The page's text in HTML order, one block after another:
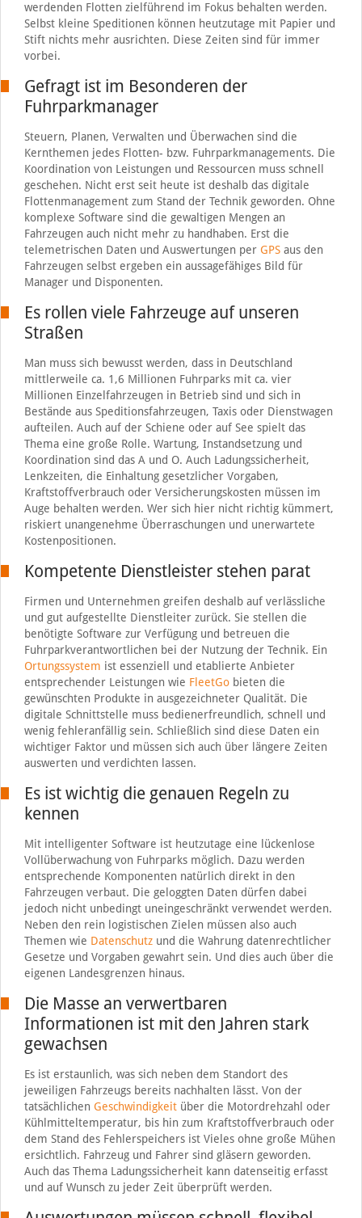
werdenden Flotten zielführend im Fokus behalten werden.
Selbst kleine Speditionen können heutzutage mit Papier und
Stift nichts mehr ausrichten. Diese Zeiten sind für immer
vorbei.
Gefragt ist im Besonderen der
Fuhrparkmanager
Steuern, Planen, Verwalten und Überwachen sind die
Kernthemen jedes Flotten- bzw. Fuhrparkmanagements. Die
Koordination von Leistungen und Ressourcen muss schnell
geschehen. Nicht erst seit heute ist deshalb das digitale
Flottenmanagement zum Stand der Technik geworden. Ohne
komplexe Software sind die gewaltigen Mengen an
Fahrzeugen auch nicht mehr zu handhaben. Erst die
telemetrischen Daten und Auswertungen per GPSaus den
Fahrzeugen selbst ergeben ein aussagefähiges Bild für
Manager und Disponenten.
Es rollen viele Fahrzeuge auf unseren
Straßen
Man muss sich bewusst werden, dass in Deutschland
mittlerweile ca. 1,6 Millionen Fuhrparks mit ca. vier
Millionen Einzelfahrzeugen in Betrieb sind und sich in
Bestände aus Speditionsfahrzeugen, Taxis oder Dienstwagen
aufteilen. Auch auf der Schiene oder auf See spielt das
Thema eine große Rolle. Wartung, Instandsetzung und
Koordination sind das A und O. Auch Ladungssicherheit,
Lenkzeiten, die Einhaltung gesetzlicher Vorgaben,
Kraftstoffverbrauch oder Versicherungskosten müssen im
Auge behalten werden. Wer sich hier nicht richtig kümmert,
riskiert unangenehme Überraschungen und unerwartete
Kostenpositionen.
Kompetente Dienstleister stehen parat
Firmen und Unternehmen greifen deshalb auf verlässliche
und gut aufgestellte Dienstleiter zurück. Sie stellen die
benötigte Software zur Verfügung und betreuen die
Fuhrparkverantwortlichen bei der Nutzung der Technik. Ein
Ortungssystem ist essenziell und etablierte Anbieter
entsprechender Leistungen wie FleetGobieten die
gewünschten Produkte in ausgezeichneter Qualität. Die
digitale Schnittstelle muss bedienerfreundlich, schnell und
wenig fehleranfällig sein. Schließlich sind diese Daten ein
wichtiger Faktor und müssen sich auch über längere Zeiten
auswerten und verdichten lassen.
Es ist wichtig die genauen Regeln zu
kennen
Mit intelligenter Software ist heutzutage eine lückenlose
Vollüberwachung von Fuhrparks möglich. Dazu werden
entsprechende Komponenten natürlich direkt in den
Fahrzeugen verbaut. Die geloggten Daten dürfen dabei
jedoch nicht unbedingt uneingeschränkt verwendet werden.
Neben den rein logistischen Zielen müssen also auch
Themen wie Datenschutzund die Wahrung datenrechtlicher
Gesetze und Vorgaben gewahrt sein. Und dies auch über die
eigenen Landesgrenzen hinaus.
Die Masse an verwertbaren
Informationen ist mit den Jahren stark
gewachsen
Es ist erstaunlich, was sich neben dem Standort des
jeweiligen Fahrzeugs bereits nachhalten lässt. Von der
tatsächlichen Geschwindigkeitüber die Motordrehzahl oder
Kühlmitteltemperatur, bis hin zum Kraftstoffverbrauch oder
dem Stand des Fehlerspeichers ist Vieles ohne große Mühen
ersichtlich. Fahrzeug und Fahrer sind gläsern geworden.
Auch das Thema Ladungssicherheit kann datenseitig erfasst
und auf Wunsch zu jeder Zeit überprüft werden.